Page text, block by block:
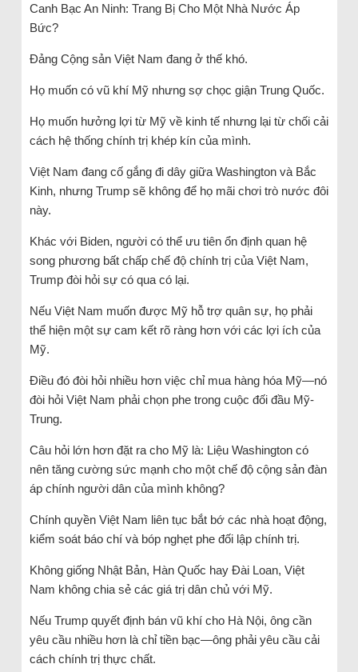
Canh Bạc An Ninh: Trang Bị Cho Một Nhà Nước Áp
Bức?
Đảng Cộng sản Việt Nam đang ở thế khó.
Họ muốn có vũ khí Mỹ nhưng sợ chọc giận Trung Quốc.
Họ muốn hưởng lợi từ Mỹ về kinh tế nhưng lại từ chối cải
cách hệ thống chính trị khép kín của mình.
Việt Nam đang cố gắng đi dây giữa Washington và Bắc
Kinh, nhưng Trump sẽ không để họ mãi chơi trò nước đôi
này.
Khác với Biden, người có thể ưu tiên ổn định quan hệ
song phương bất chấp chế độ chính trị của Việt Nam,
Trump đòi hỏi sự có qua có lại.
Nếu Việt Nam muốn được Mỹ hỗ trợ quân sự, họ phải
thể hiện một sự cam kết rõ ràng hơn với các lợi ích của
Mỹ.
Điều đó đòi hỏi nhiều hơn việc chỉ mua hàng hóa Mỹ—nó
đòi hỏi Việt Nam phải chọn phe trong cuộc đối đầu Mỹ-
Trung.
Câu hỏi lớn hơn đặt ra cho Mỹ là: Liệu Washington có
nên tăng cường sức mạnh cho một chế độ cộng sản đàn
áp chính người dân của mình không?
Chính quyền Việt Nam liên tục bắt bớ các nhà hoạt động,
kiểm soát báo chí và bóp nghẹt phe đối lập chính trị.
Không giống Nhật Bản, Hàn Quốc hay Đài Loan, Việt
Nam không chia sẻ các giá trị dân chủ với Mỹ.
Nếu Trump quyết định bán vũ khí cho Hà Nội, ông cần
yêu cầu nhiều hơn là chỉ tiền bạc—ông phải yêu cầu cải
cách chính trị thực chất.